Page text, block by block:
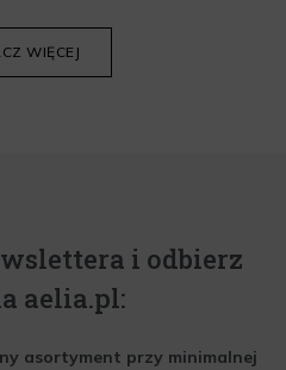
WIĘCEJ
i odbierz
aelia.pl:
asortyment przy minimalnej